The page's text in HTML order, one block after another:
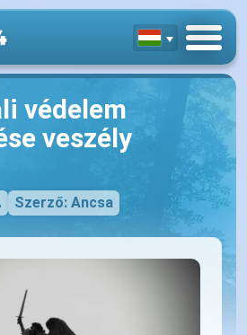
védelem
veszély
Szerző: Ancsa